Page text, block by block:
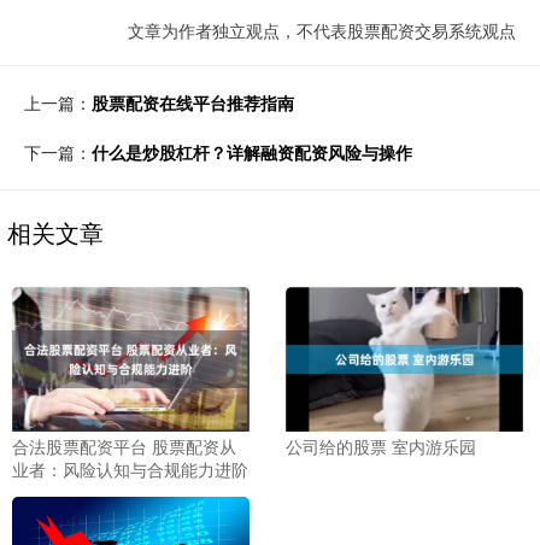
文章为作者独立观点，不代表股票配资交易系统观点
上一篇： 股票配资在线平台推荐指南
下一篇： 什么是炒股杠杆？详解融资配资风险与操作
相关文章
合法股票配资平台 股票配资从
业者：风险认知与合规能力进阶
公司给的股票 室内游乐园